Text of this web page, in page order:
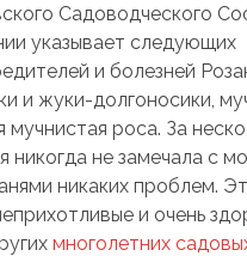
Садоводческого
указывает следующих
и болезней
и жуки-долгоносики,
роса. За
никогда не замечала с
никаких проблем.
и очень
многолетних